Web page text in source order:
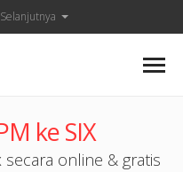
Selanjutnya
ke SIX
online & gratis